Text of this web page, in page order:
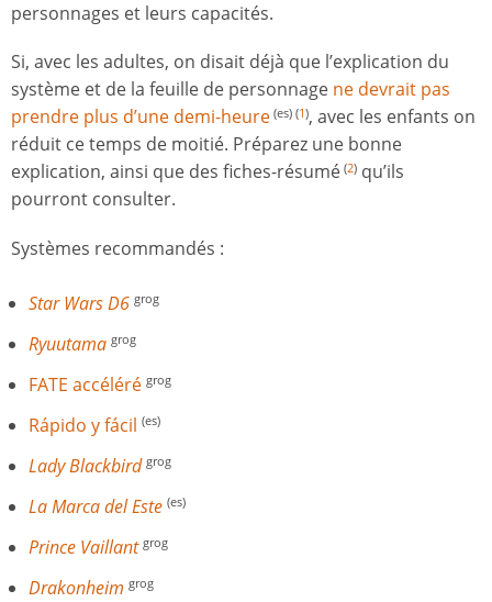
personnages et leurs capacités.
Si, avec les adultes, on disait déjà que l’explication du
système et de la feuille de personnage ne devrait pas
prendre plus d’une demi-heure (es) (1), avec les enfants on
réduit ce temps de moitié. Préparez une bonne
explication, ainsi que des fiches-résumé (2) qu’ils
pourront consulter.
Systèmes recommandés :
Star Wars D6 grog
Ryuutama grog
FATE accéléré grog
Rápido y fácil (es)
Lady Blackbird grog
La Marca del Este (es)
Prince Vaillant grog
Drakonheim grog